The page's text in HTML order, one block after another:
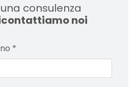
consulenza
noi
*